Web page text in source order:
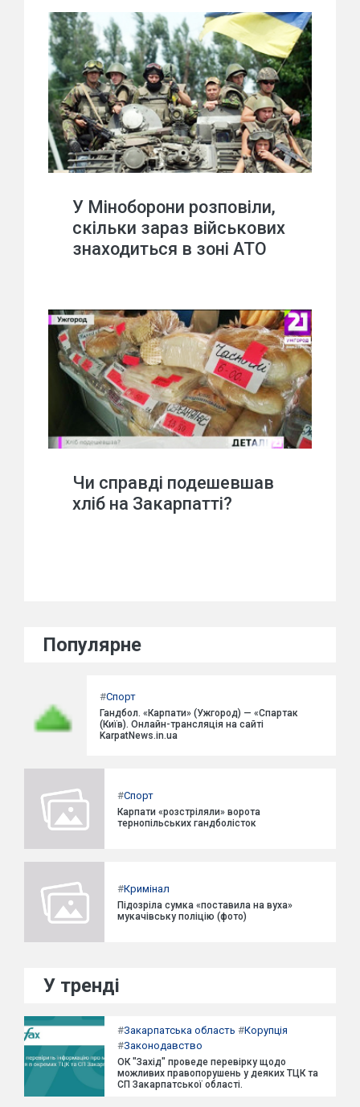
У Міноборони розповіли,
скільки зараз військових
знаходиться в зоні АТО
Чи справді подешевшав
хліб на Закарпатті?
Популярне
#Спорт
Гандбол. «Карпати» (Ужгород) — «Спартак
(Київ). Онлайн-трансляція на сайті
KarpatNews.in.ua
#Спорт
Карпати «розстріляли» ворота
тернопільських гандболісток
#Кримінал
Підозріла сумка «поставила на вуха»
мукачівську поліцію (фото)
У тренді
#Закарпатська область #Корупція
#Законодавство
ОК "Захід" проведе перевірку щодо
можливих правопорушень у деяких ТЦК та
СП Закарпатської області.